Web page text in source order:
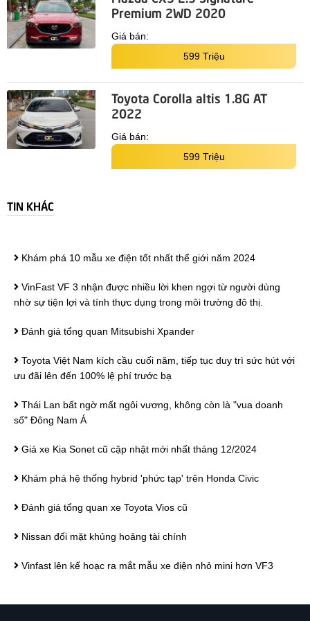
Premium 2WD 2020
Giá bán:
599 Triệu
Toyota Corolla altis 1.8G AT
2022
Giá bán:
599 Triệu
TIN KHÁC
Khám phá 10 mẫu xe điện tốt nhất thế giới năm 2024
VinFast VF 3 nhận được nhiều lời khen ngợi từ người dùng
nhờ sự tiện lợi và tính thực dụng trong môi trường đô thị.
Đánh giá tổng quan Mitsubishi Xpander
Toyota Việt Nam kích cầu cuối năm, tiếp tục duy trì sức hút với
ưu đãi lên đến 100% lệ phí trước bạ
Thái Lan bất ngờ mất ngôi vương, không còn là "vua doanh
số" Đông Nam Á
Giá xe Kia Sonet cũ cập nhật mới nhất tháng 12/2024
Khám phá hệ thống hybrid 'phức tạp' trên Honda Civic
Đánh giá tổng quan xe Toyota Vios cũ
Nissan đối mặt khủng hoảng tài chính
Vinfast lên kế hoạc ra mắt mẫu xe điện nhỏ mini hơn VF3